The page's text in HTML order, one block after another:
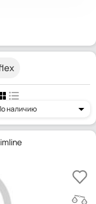
наличию